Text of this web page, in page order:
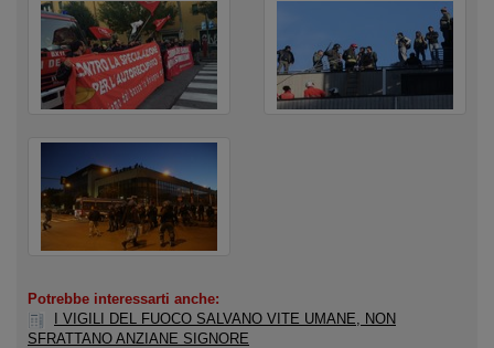
Potrebbe interessarti anche:
I VIGILI DEL FUOCO SALVANO VITE UMANE, NON
SFRATTANO ANZIANE SIGNORE